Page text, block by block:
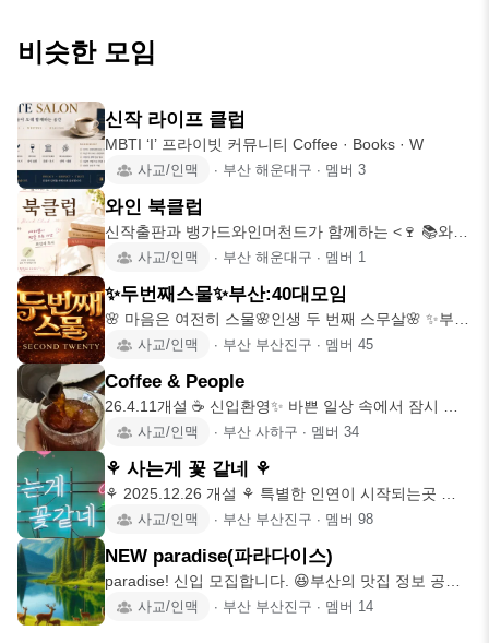
비슷한 모임
신작 라이프 클럽
MBTI ‘I’ 프라이빗 커뮤니티 Coffee · Books · W
사교/인맥 ∙ 부산 해운대구 ∙ 멤버 3
와인 북클럽
신작출판과 뱅가드와인머천드가 함께하는 <🍷 📚와인
북클럽 > 신해리
사교/인맥 ∙ 부산 해운대구 ∙ 멤버 1
✨두번째스물✨부산:40대모임
🌸 마음은 여전히 스물🌸인생 두 번째 스무살🌸 ✨부산
에 사는 40대들이
사교/인맥 ∙ 부산 부산진구 ∙ 멤버 45
Coffee & People
26.4.11개설 ☕️ 신입환영✨️ 바쁜 일상 속에서 잠시 멈
춤이 필요
사교/인맥 ∙ 부산 사하구 ∙ 멤버 34
⚘️ 사는게 꽃 같네 ⚘️
⚘️ 2025.12.26 개설 ⚘️ 특별한 인연이 시작되는곳 🏷
가
사교/인맥 ∙ 부산 부산진구 ∙ 멤버 98
NEW paradise(파라다이스)
paradise! 신입 모집합니다. 😆부산의 맛집 정보 공유
하실분사교/인맥 ∙ 부산 부산진구 ∙ 멤버 14